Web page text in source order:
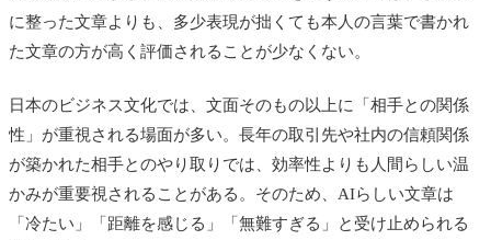
に整った文章よりも、多少表現が拙くても本人の言葉で書かれ
た文章の方が高く評価されることが少なくない。
日本のビジネス文化では、文面そのもの以上に「相手との関係
性」が重視される場面が多い。長年の取引先や社内の信頼関係
が築かれた相手とのやり取りでは、効率性よりも人間らしい温
かみが重要視されることがある。そのため、AIらしい文章は
「冷たい」「距離を感じる」「無難すぎる」と受け止められる